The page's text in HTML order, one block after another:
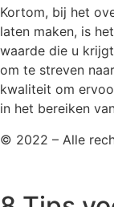
Kortom, bij het
laten maken, is
waarde die u
om te streven
kwaliteit om
in het bereiken
© 2022 – Alle